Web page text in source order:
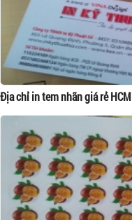
Địa chỉ in tem nhãn giá rẻ HCM